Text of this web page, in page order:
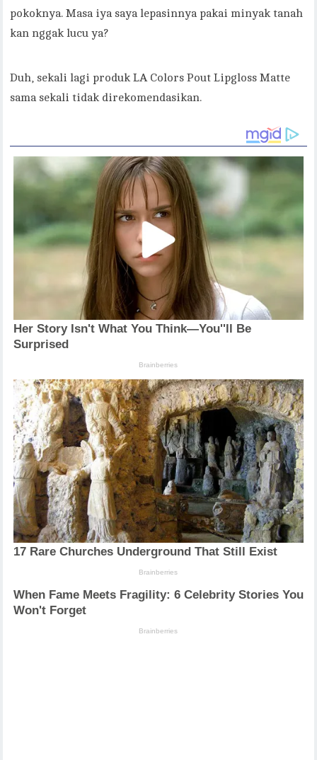
pokoknya. Masa iya saya lepasinnya pakai minyak tanah
kan nggak lucu ya?
Duh, sekali lagi produk LA Colors Pout Lipgloss Matte
sama sekali tidak direkomendasikan.